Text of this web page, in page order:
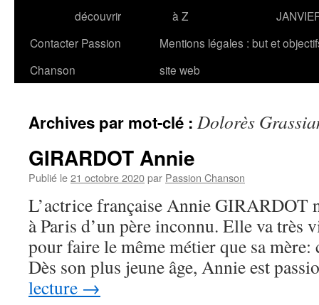
découvrir
à Z
Contacter Passion
Chanson
Mentions légales : but et
site web
Archives par mot-clé : Dolorès
GIRARDOT Annie
Publié le21 octobre 2020par Passion Chanson
L’actrice française Annie GIRARDOT
à Paris d’un père inconnu. Elle va très
pour faire le même métier que sa mère:
Dès son plus jeune âge, Annie est
lecture →